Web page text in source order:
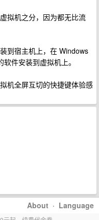
拟机之分，因为都无比流
到宿主机上，在 Windows
件安装到虚拟机上。
机全屏互切的快捷键体验感
About · Language